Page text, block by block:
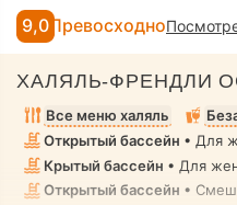
9,0 Превосходно
ХАЛЯЛЬ-ФРЕНДЛИ
Все меню халяль
Открытый бассейн • Для
Крытый бассейн • Для
Открытый бассейн •